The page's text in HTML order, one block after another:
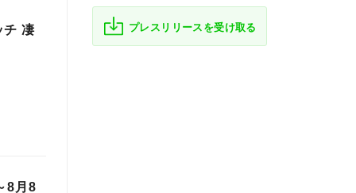
チ 凄
8月8
プレスリリースを受け取る